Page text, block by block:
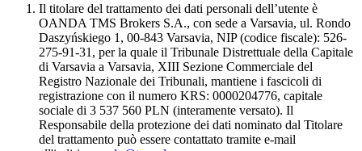
Il titolare del trattamento dei dati personali dell’utente è
OANDA TMS Brokers S.A., con sede a Varsavia, ul. Rondo
Daszyńskiego 1, 00-843 Varsavia, NIP (codice fiscale): 526-
275-91-31, per la quale il Tribunale Distrettuale della Capitale
di Varsavia a Varsavia, XIII Sezione Commerciale del
Registro Nazionale dei Tribunali, mantiene i fascicoli di
registrazione con il numero KRS: 0000204776, capitale
sociale di 3 537 560 PLN (interamente versato). Il
Responsabile della protezione dei dati nominato dal Titolare
del trattamento può essere contattato tramite e-mail